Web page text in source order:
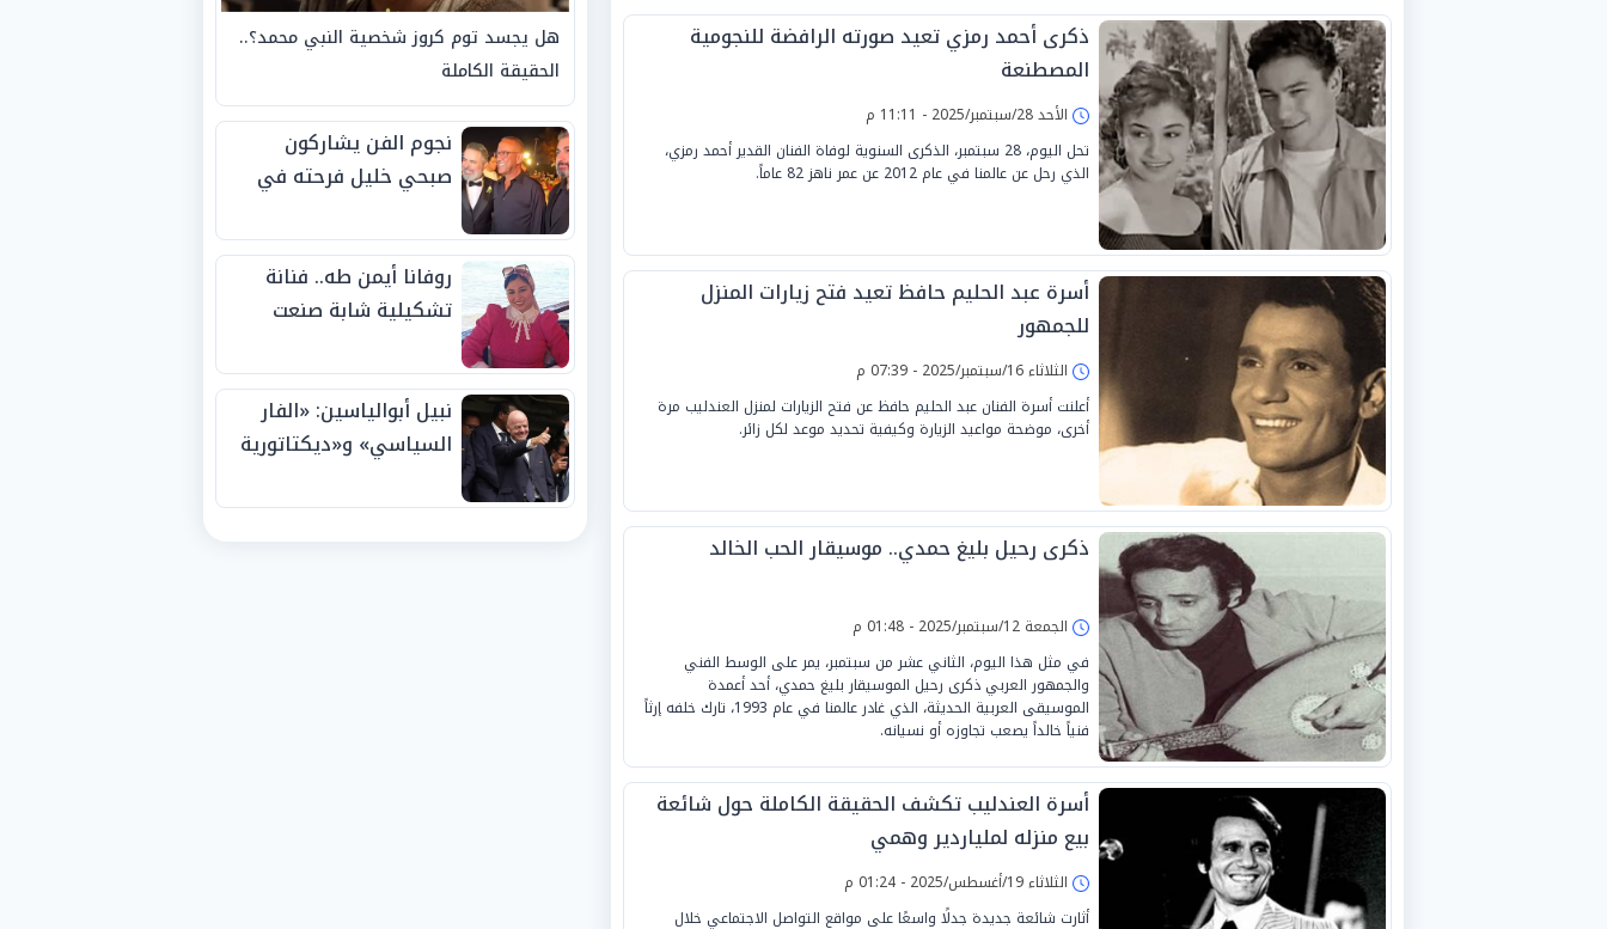
ذكرى أحمد رمزي تعيد صورته الرافضة للنجومية
المصطنعة
الأحد 28/سبتمبر/2025 - 11:11 م
تحل اليوم، 28 سبتمبر، الذكرى السنوية لوفاة الفنان القدير أحمد رمزي،
الذي رحل عن عالمنا في عام 2012 عن عمر ناهز 82 عاماً.
أسرة عبد الحليم حافظ تعيد فتح زيارات المنزل
للجمهور
الثلاثاء 16/سبتمبر/2025 - 07:39 م
أعلنت أسرة الفنان عبد الحليم حافظ عن فتح الزيارات لمنزل العندليب مرة
أخرى، موضحة مواعيد الزيارة وكيفية تحديد موعد لكل زائر.
ذكرى رحيل بليغ حمدي.. موسيقار الحب الخالد
الجمعة 12/سبتمبر/2025 - 01:48 م
في مثل هذا اليوم، الثاني عشر من سبتمبر، يمر على الوسط الفني
والجمهور العربي ذكرى رحيل الموسيقار بليغ حمدي، أحد أعمدة
الموسيقى العربية الحديثة، الذي غادر عالمنا في عام 1993، تارك خلفه إرثاً
فنياً خالداً يصعب تجاوزه أو نسيانه.
أسرة العندليب تكشف الحقيقة الكاملة حول شائعة
بيع منزله لملياردير وهمي
الثلاثاء 19/أغسطس/2025 - 01:24 م
أثارت شائعة جديدة جدلًا واسعًا على مواقع التواصل الاجتماعي خلال
هل يجسد توم كروز شخصية النبي محمد؟..
الحقيقة الكاملة
نجوم الفن يشاركون
صبحي خليل فرحته في
روفانا أيمن طه.. فنانة
تشكيلية شابة صنعت
الجوائز منذ الصغر
نبيل أبوالياسين: «الفار
السياسي» و«ديكتاتورية
الفيفا».. وإقالة